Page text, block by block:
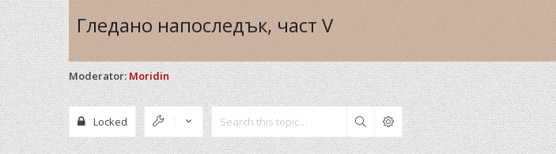
Гледано напоследък, част V
Moderator: Moridin
Locked Search